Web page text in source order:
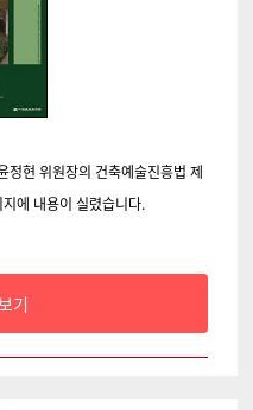
정현 위원장의 건축예술진흥법 제
에 내용이 실렸습니다.
기